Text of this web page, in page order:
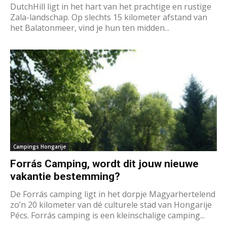
DutchHill ligt in het hart van het prachtige en rustige
Zala-landschap. Op slechts 15 kilometer afstand van
het Balatonmeer, vind je hun ten midden...
Campings Hongarije
Forrás Camping, wordt dit jouw nieuwe
vakantie bestemming?
De Forrás camping ligt in het dorpje Magyarhertelend
zo’n 20 kilometer van dé culturele stad van Hongarije
Pécs. Forrás camping is een kleinschalige camping...